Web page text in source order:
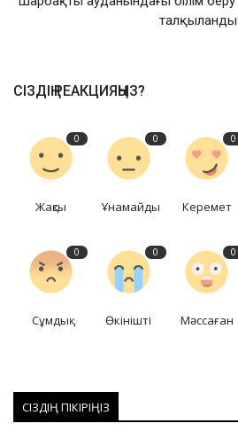
талқыланды
СІЗДІҢ РЕАКЦИЯҢЫЗ?
0
Жақсы
0
Ұнамайды
0
Керемет
0
Сұмдық
0
Өкінішті
0
Мәссаған
СІЗДІҢ ПІКІРІҢІЗ